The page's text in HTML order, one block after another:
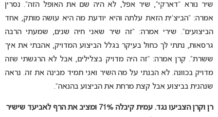
שיר נורא “דארקי”, שיר אפל, לא היה שם את האופל הזה”. נסרין
אמרה: “הביצ’ית הזאת עלתה והיא יודעת מה היא עושה מותק, אחד
הביצועים”. שירי אמרה: “זה שיר שאני חיה שנים, שמעתי הרבה
גרסאות, נתתי לך כחול בעיקר בגלל הביצוע המדויק, אהבתי את איך
ששרת”. קרן אמרה: “זה היה מדויק בצלילים, אבל לא הרגשתי שזה
מדויק בכוונה. לא הבנתי על מה השיר ואני תמיד מבינה את זה. נראה
שנהנית בביצוע אבל קצת מרחת את הביצוע בהנאה”.
רן וקרן הצביעו נגד. עמית קיבלה 71% ומציב את הרף לאביעד שישיר